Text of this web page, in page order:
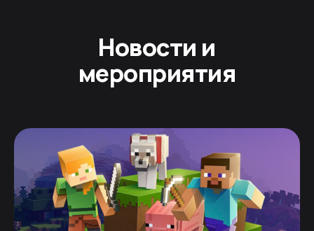
Новости и
мероприятия